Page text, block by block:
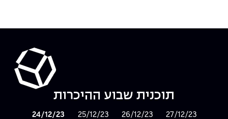
תוכנית שבוע ההיכרות
24/12/23 25/12/23 26/12/23
27/12/23